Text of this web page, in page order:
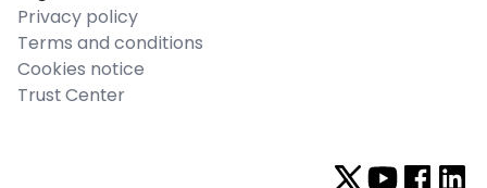
Privacy policy
Terms and conditions
Cookies notice
Trust Center